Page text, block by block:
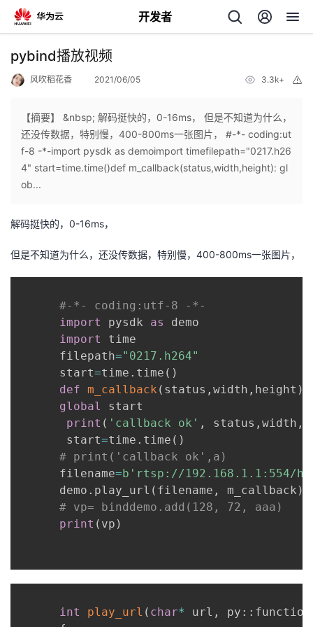
开发者
返
个
播
活
的
pybind播放视频
风吹稻花香 2021/06/05 3.3k+
【摘要】 &nbsp; 解码挺快的，0-16ms， 但是不知道为什么，
还没传数据，特别慢，400-800ms一张图片， #-*- coding:ut
f-8 -*-import pysdk as demoimport timefilepath="0217.h26
4" start=time.time()def m_callback(status,width,height): gl
ob...
解码挺快的，0-16ms，
但是不知道为什么，还没传数据，特别慢，400-800ms一张图片，
#-*- coding:utf-8 -*-
import
pysdk as
demo
import
time
      filepath
="0217.h264"
      start
=time . time ( )
def m_callback ( status , width , height )
global
start
print ( 'callback ok' , status , width ,
       start
=time . time ( )
# print('callback ok',a)
      filename
=b'rtsp://192.168.1.1:554/
      demo
. play_url ( filename , m_callback )
# vp= binddemo.add(128, 72, aaa)
print ( vp )
int play_url ( char* url , py ::